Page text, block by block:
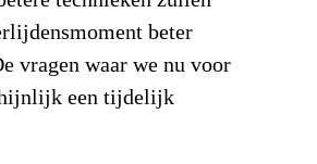
beter
vragen waar we nu voor
een tijdelijk